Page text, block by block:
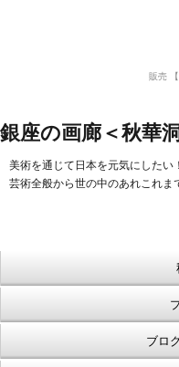
販売
銀座の画廊＜秋華
美術を通じて日本を元気にした
芸術全般から世の中のあれこれま
ブロ